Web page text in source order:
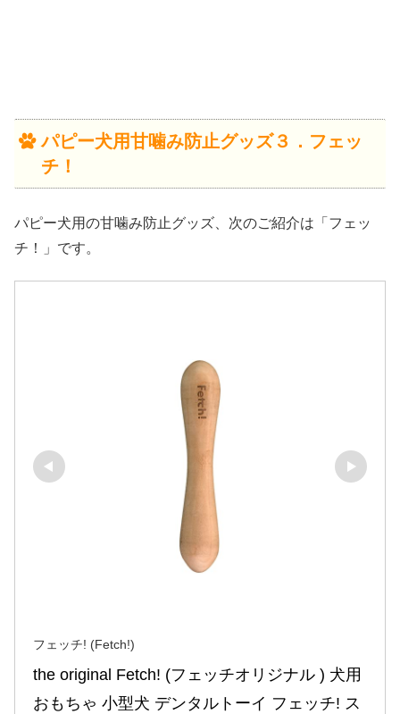
パピー犬用甘噛み防止グッズ３．フェッ
チ！
パピー犬用の甘噛み防止グッズ、次のご紹介は「フェッ
チ！」です。
フェッチ! (Fetch!)
the original Fetch! (フェッチオリジナル ) 犬用
おもちゃ 小型犬 デンタルトーイ フェッチ! ス